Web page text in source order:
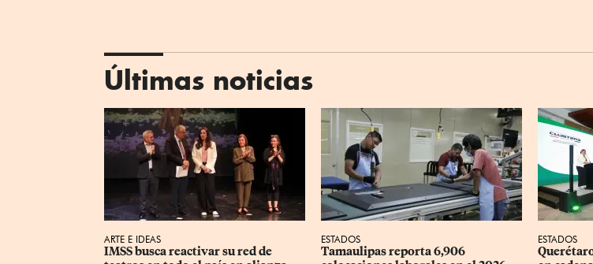
Últimas noticias
ARTE E IDEAS
IMSS busca reactivar su red de
ESTADOS
Tamaulipas reporta 6,906
ESTADOS